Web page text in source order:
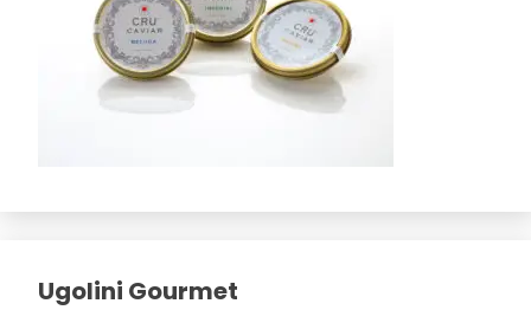
Ugolini Gourmet